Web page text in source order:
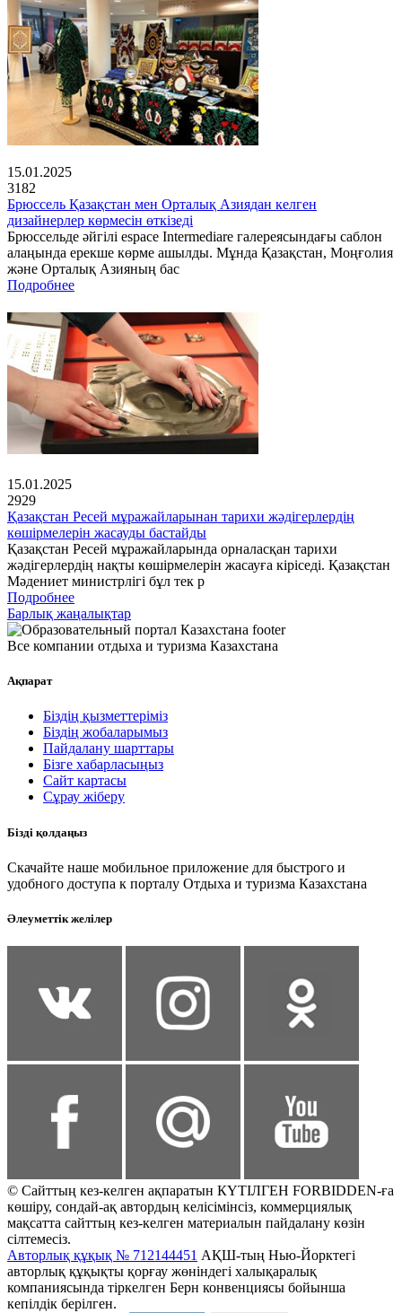
15.01.2025
3182
Брюссель Қазақстан мен Орталық Азиядан келген
дизайнерлер көрмесін өткізеді
Брюссельде әйгілі espace Intermediare галереясындағы саблон
алаңында ерекше көрме ашылды. Мұнда Қазақстан, Моңғолия
және Орталық Азияның бас
Подробнее
15.01.2025
2929
Қазақстан Ресей мұражайларынан тарихи жәдігерлердің
көшірмелерін жасауды бастайды
Қазақстан Ресей мұражайларында орналасқан тарихи
жәдігерлердің нақты көшірмелерін жасауға кіріседі. Қазақстан
Мәдениет министрлігі бұл тек р
Подробнее
Барлық жаңалықтар
Все компании отдыха и туризма Казахстана
Ақпарат
Біздің қызметтеріміз
Біздің жобаларымыз
Пайдалану шарттары
Бізге хабарласыңыз
Сайт картасы
Сұрау жіберу
Бізді қолдаңыз
Скачайте наше мобильное приложение для быстрого и
удобного доступа к порталу Отдыха и туризма Казахстана
Әлеуметтік желілер
© Сайттың кез-келген ақпаратын КҮТІЛГЕН FORBIDDEN-ға
көшіру, сондай-ақ автордың келісімінсіз, коммерциялық
мақсатта сайттың кез-келген материалын пайдалану көзін
сілтемесіз.
Авторлық құқық № 712144451 АҚШ-тың Нью-Йорктегі
авторлық құқықты қорғау жөніндегі халықаралық
компаниясында тіркелген Берн конвенциясы бойынша
кепілдік берілген.